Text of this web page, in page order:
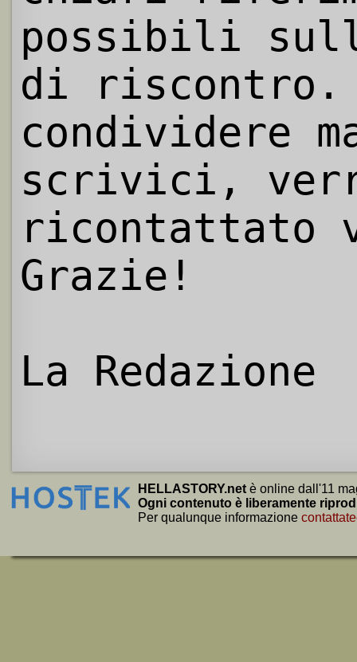
possibili
di riscontro.
condividere
scrivici,
ricontattato
Grazie!
La Redazione
HELLASTORY.net è online dall'11
Ogni contenuto è liberamente
Per qualunque informazione